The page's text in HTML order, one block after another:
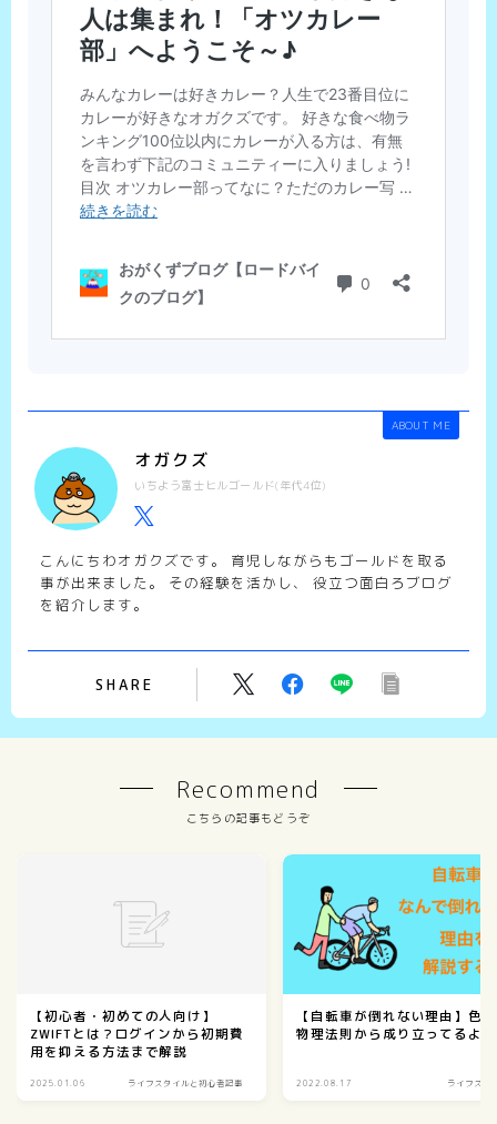
ABOUT ME
オガクズ
いちよう富士ヒルゴールド(年代4位)
こんにちわオガクズです。 育児しながらもゴールドを取る
事が出来ました。 その経験を活かし、 役立つ面白ろブログ
を紹介します。
SHARE
Recommend
こちらの記事もどうぞ
【初心者・初めての人向け】
ZWIFTとは？ログインから初期費
用を抑える方法まで解説
2025.01.06 ライフスタイルと初心者記事
【自転車が倒れない理由】色
物理法則から成り立ってるよ
2022.08.17 ライフスタ